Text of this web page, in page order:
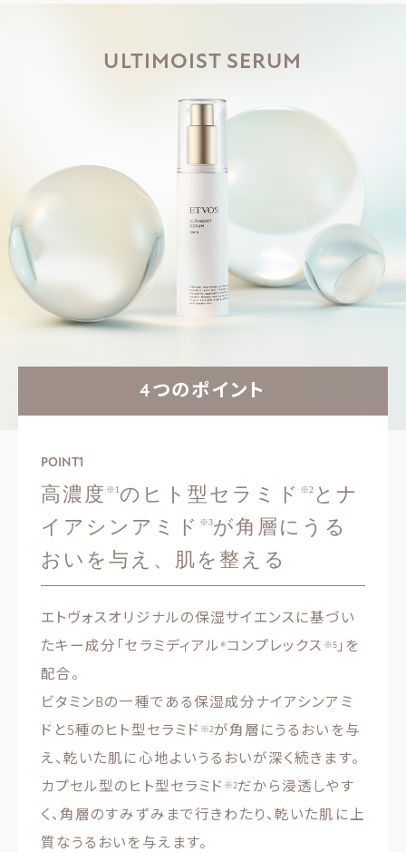
ULTIMOIST SERUM
4つのポイント
POINT1
高濃度 ※1 のヒト型セラミド ※2 とナ
イアシンアミド
※3が角層にうる
おいを与え、肌を整える
エトヴォスオリジナルの保湿サイエンスに基づい
たキー成分「セラミディアル®コンプレックス ※5」を
配合。
ビタミンBの一種である保湿成分ナイアシンアミ
ドと5種のヒト型セラミド ※2が角層にうるおいを与
え、乾いた肌に心地よいうるおいが深く続きます。
カプセル型のヒト型セラミド ※2だから浸透しやす
く、角層のすみずみまで行きわたり、乾いた肌に上
質なうるおいを与えます。